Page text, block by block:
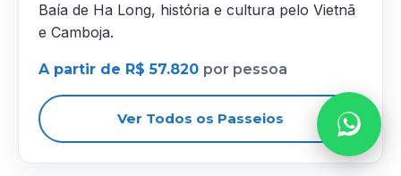
Baía de Ha Long, história e cultura pelo Vietnã
e Camboja.
A partir de R$ 57.820 por pessoa
Ver Todos os Passeios